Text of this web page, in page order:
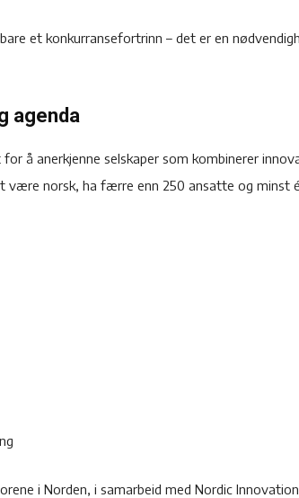
et konkurransefortrinn – det er en
agenda
å anerkjenne selskaper som kombinerer
være norsk, ha færre enn 250 ansatte og minst
i Norden, i samarbeid med Nordic